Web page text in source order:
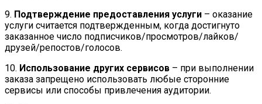
9. Подтверждение предоставления услуги – оказание
услуги считается подтвержденным, когда достигнуто
заказанное число подписчиков/просмотров/лайков/
друзей/репостов/голосов.
10. Использование других сервисов – при выполнении
заказа запрещено использовать любые сторонние
сервисы или способы привлечения аудитории.